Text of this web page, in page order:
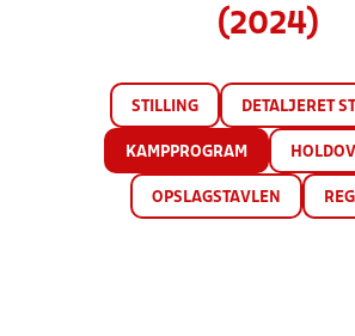
(2024)
STILLING DETALJERET
KAMPPROGRAM
OPSLAGSTAVLEN